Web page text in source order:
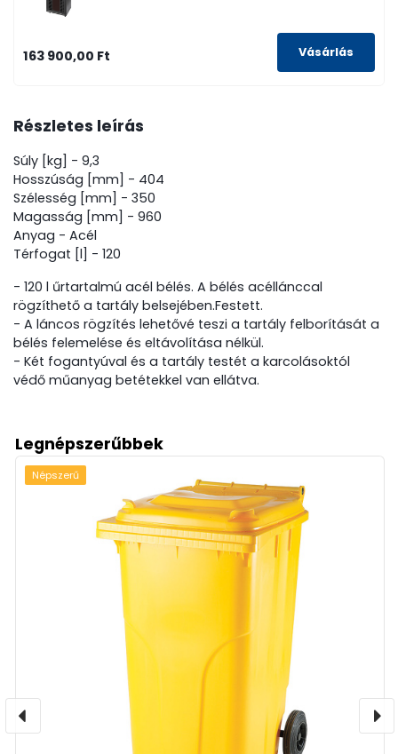
163 900,00 Ft
Részletes leírás
Súly [kg] - 9,3
Hosszúság [mm] - 404
Szélesség [mm] - 350
Magasság [mm] - 960
Anyag - Acél
Térfogat [l] - 120
- 120 l űrtartalmú acél bélés. A bélés acéllánccal
rögzíthető a tartály belsejében.Festett.
- A láncos rögzítés lehetővé teszi a tartály felborítását a
bélés felemelése és eltávolítása nélkül.
- Két fogantyúval és a tartály testét a karcolásoktól
védő műanyag betétekkel van ellátva.
Legnépszerűbbek
Népszerű